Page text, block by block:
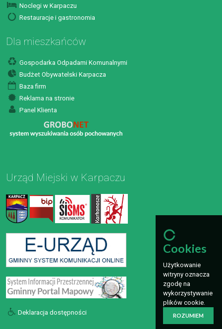
Noclegi w Karpaczu
Restauracje i gastronomia
Dla mieszkańców
Gospodarka Odpadami Komunalnymi
Budżet Obywatelski Karpacza
Baza firm
Reklama na stronie
Panel Klienta
Urząd Miejski w Karpaczu
Deklaracja dostępności
Cookies
Użytkowanie
witryny oznacza
zgodę na
wykorzystywanie
plików cookie.
ROZUMIEM